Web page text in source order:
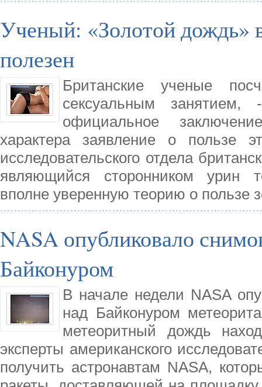
Ученый: «Золотой дождь»
полезен
Британские ученые
сексуальным
официальное
характера заявление о пользе
исследовательского отдела
являющийся сторонником урин
вполне уверенную теорию о пользе
NASA опубликовало
Байконуром
В начале недели NASA
над Байконуром
метеоритный дождь
эксперты американского
получить астронавтам NASA,